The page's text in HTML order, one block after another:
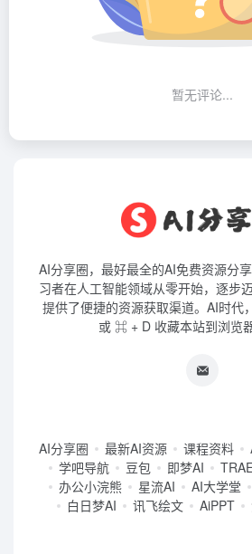
暂无评论...
AI分享圈，最好最全的AI免费资源分
习者在人工智能领域从零开始，逐步
提供了便捷的资源获取渠道。AI时代
或 ⌘ + D 收藏本站到浏览
AI分享圈 最新AI资源 课程资料
学吧导航
豆包 即梦AI
办公小浣熊
星流AI AI大学堂
白日梦AI
讯飞绘文 AiPPT